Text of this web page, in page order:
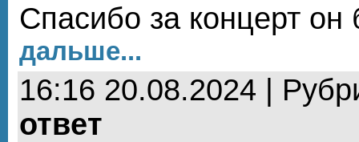
Спасибо за концерт
дальше...
16:16 20.08.2024 |
ответ